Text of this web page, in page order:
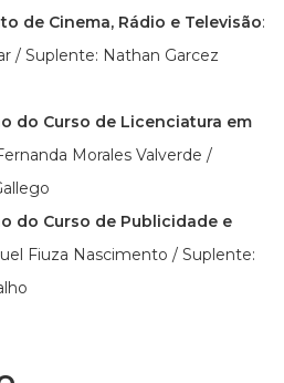
de Cinema, Rádio e Televisão:
/ Suplente: Nathan Garcez
do Curso de Licenciatura em
Morales Valverde /
do Curso de Publicidade e
Fiuza Nascimento / Suplente: